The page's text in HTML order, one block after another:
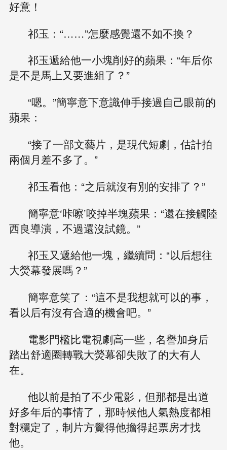
好意！
祁玉：“……”怎麼感覺還不如不換？
祁玉遞給他一小塊削好的蘋果：“年后你
是不是馬上又要進組了？”
“嗯。”簡寧意下意識伸手接過自己眼前的
蘋果：
“接了一部文藝片，是現代短劇，估計拍
兩個月差不多了。”
祁玉看他：“之后就沒有別的安排了？”
簡寧意‘咔嚓’咬掉半塊蘋果：“還在接觸陸
西良導演，不過還沒試鏡。”
祁玉又遞給他一塊，繼續問：“以后想往
大熒幕發展嗎？”
簡寧意笑了：“這不是我想就可以的事，
看以后有沒有合適的機會吧。”
電影門檻比電視劇高一些，名譽加身后
踏出舒適圈轉戰大熒幕卻失敗了的大有人
在。
他以前是拍了不少電影，但那都是出道
好多年后的事情了，那時候他人氣熱度都相
對穩定了，制片方覺得他擔得起票房才找
他。